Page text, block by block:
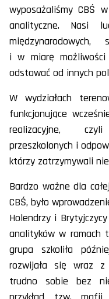
wyposażaliśmy CBŚ
analityczne. Nasi
i w miarę możliwości
odstawać od innych
W wydziałach
funkcjonujące
realizacyjne,
przeszkolonych i
którzy zatrzymywali
Bardzo ważne dla
CBŚ, było
Holendrzy i
analityków w ramach
grupa szkoliła
rozwijała się wraz
trudno sobie bez